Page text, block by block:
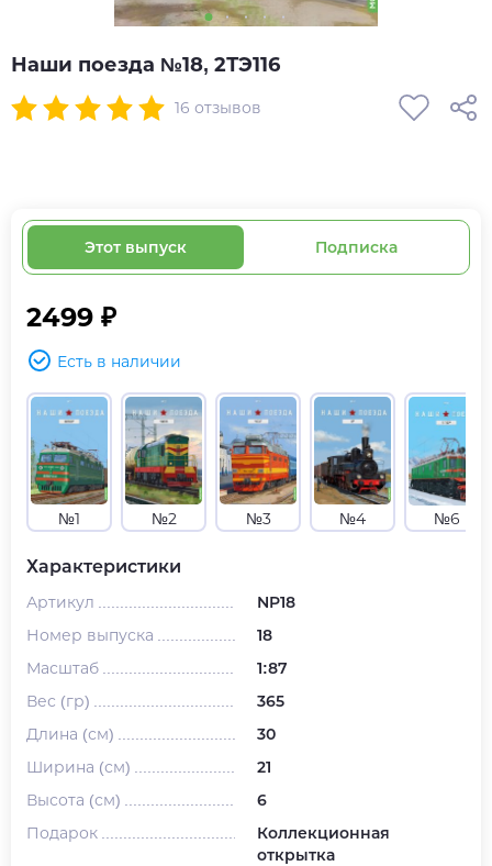
Наши поезда №18, 2ТЭ116
16 отзывов
Этот выпуск Подписка
2499 ₽
Есть в наличии
№1 №2 №3 №4 №6
Характеристики
Артикул
NP18
Номер выпуска
18
Масштаб
1:87
Вес (гр)
365
Длина (см)
30
Ширина (см)
21
Высота (см)
6
Подарок
Коллекционная
открытка